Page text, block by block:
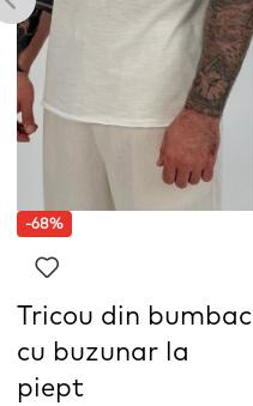
-68%
Tricou din bumbac
cu buzunar la
piept